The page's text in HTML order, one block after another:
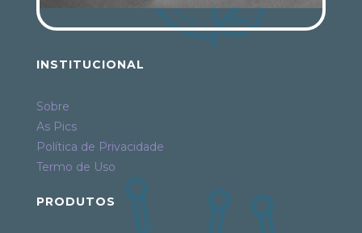
INSTITUCIONAL
Sobre
As Pics
Política de Privacidade
Termo de Uso
PRODUTOS